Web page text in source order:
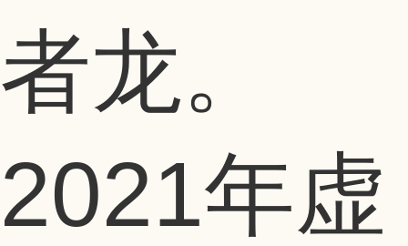
者龙。
2021年虚